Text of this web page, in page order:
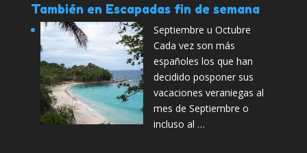
También en Escapadas fin de semana
Septiembre u Octubre
Cada vez son más
españoles los que han
decidido posponer sus
vacaciones veraniegas al
mes de Septiembre o
incluso al …